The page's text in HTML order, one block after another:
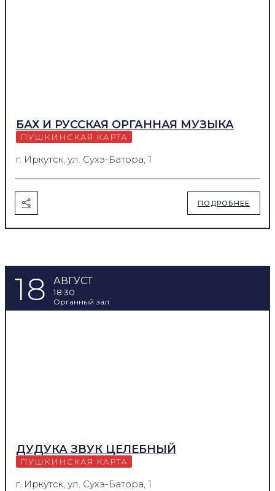
БАХ И РУССКАЯ ОРГАННАЯ МУЗЫКА
ПУШКИНСКАЯ КАРТА
г. Иркутск, ул. Сухэ-Батора, 1
ПОДРОБНЕЕ
18 АВГУСТ
18:30
Органный зал
ДУДУКА ЗВУК ЦЕЛЕБНЫЙ
ПУШКИНСКАЯ КАРТА
г. Иркутск, ул. Сухэ-Батора, 1